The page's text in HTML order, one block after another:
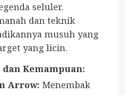
seluler.
dan teknik
musuh yang
yang licin.
Kemampuan:
Arrow: Menembak